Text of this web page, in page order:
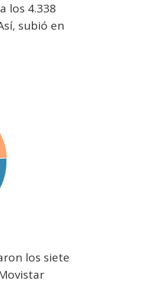
los 4.338
subió en
los siete